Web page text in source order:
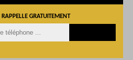
GRATUITEMENT